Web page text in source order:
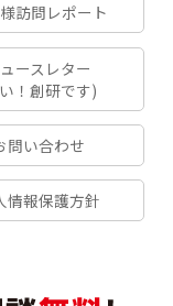
訪問レポート
ースレター
！創研です)
問い合わせ
情報保護方針